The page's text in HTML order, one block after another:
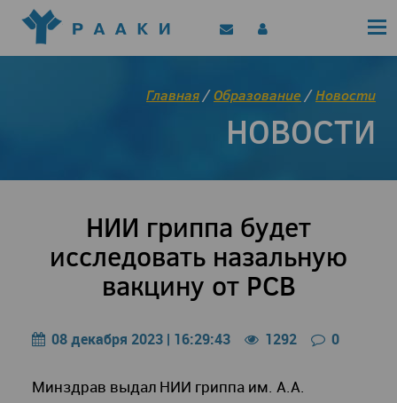
Клинические рекомендации
Позиционные документы
EAACI/РААКИ (статьи)
Цифровой канал
Главная/Образование /Новости
НОВОСТИ
НИИ гриппа будет
исследовать назальную
вакцину от РСВ
08 декабря 2023 | 16:29:43 1292 0
Минздрав выдал НИИ гриппа им. А.А.